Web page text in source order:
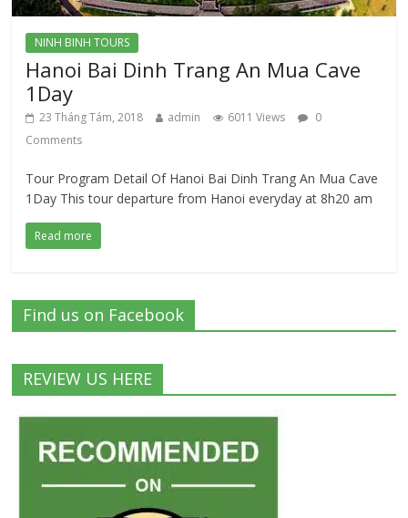
NINH BINH TOURS
Hanoi Bai Dinh Trang An Mua Cave
1Day
23 Tháng Tám, 2018 admin 6011 Views
0
Comments
Tour Program Detail Of Hanoi Bai Dinh Trang An Mua Cave
1Day This tour departure from Hanoi everyday at 8h20 am
Read more
Find us on Facebook
REVIEW US HERE